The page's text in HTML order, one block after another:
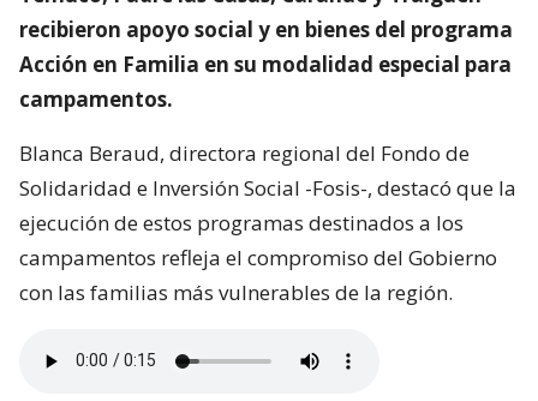
recibieron apoyo social y en bienes del programa
Acción en Familia en su modalidad especial para
campamentos.
Blanca Beraud, directora regional del Fondo de
Solidaridad e Inversión Social -Fosis-, destacó que la
ejecución de estos programas destinados a los
campamentos refleja el compromiso del Gobierno
con las familias más vulnerables de la región.